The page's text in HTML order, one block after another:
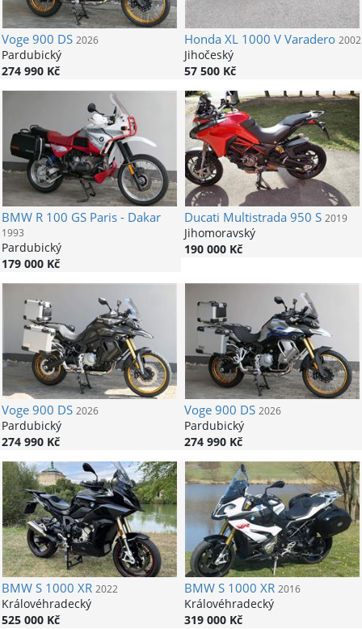
Voge900 DS 2026
Pardubický
274 990 Kč
HondaXL 1000 V Varadero 2002
Jihočeský
57 500 Kč
BMWR 100 GS Paris - Dakar
1993
Pardubický
179 000 Kč
Ducati Multistrada 950 S 2019
Jihomoravský
190 000 Kč
Voge900 DS 2026
Pardubický
274 990 Kč
Voge900 DS 2026
Pardubický
274 990 Kč
BMWS 1000 XR 2022
Královéhradecký
525 000 Kč
BMWS 1000 XR 2016
Královéhradecký
319 000 Kč